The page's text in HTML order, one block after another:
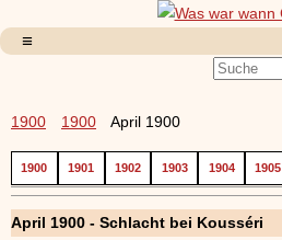
1900 1900 April 1900
1900 1901 1902 1903 1904 1905
April 1900 - Schlacht bei Kousséri